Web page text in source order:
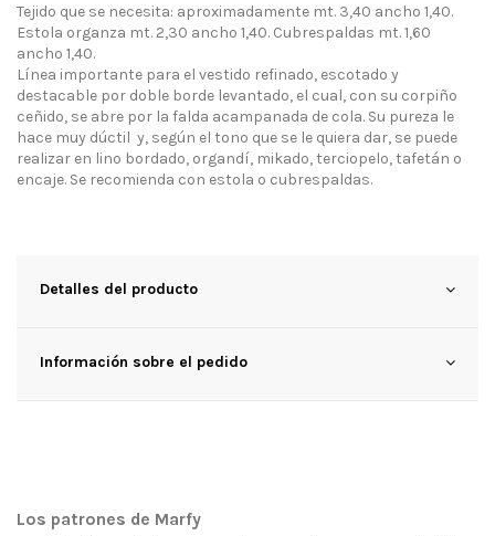
Tejido que se necesita: aproximadamente mt. 3,40 ancho 1,40.
Estola organza mt. 2,30 ancho 1,40. Cubrespaldas mt. 1,60
ancho 1,40.
Línea importante para el vestido refinado, escotado y
destacable por doble borde levantado, el cual, con su corpiño
ceñido, se abre por la falda acampanada de cola. Su pureza le
hace muy dúctil y, según el tono que se le quiera dar, se puede
realizar en lino bordado, organdí, mikado, terciopelo, tafetán o
encaje. Se recomienda con estola o cubrespaldas.
Detalles del producto
Información sobre el pedido
Los patrones de Marfy